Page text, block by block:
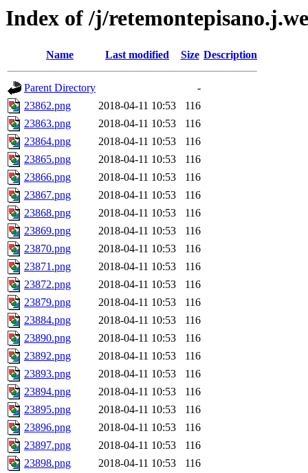
Index of /j/
Name Last modified Size Description
Parent Directory
-
23862.png
2018-04-11 10:53
116
23863.png
2018-04-11 10:53
116
23864.png
2018-04-11 10:53
116
23865.png
2018-04-11 10:53
116
23866.png
2018-04-11 10:53
116
23867.png
2018-04-11 10:53
116
23868.png
2018-04-11 10:53
116
23869.png
2018-04-11 10:53
116
23870.png
2018-04-11 10:53
116
23871.png
2018-04-11 10:53
116
23872.png
2018-04-11 10:53
116
23879.png
2018-04-11 10:53
116
23884.png
2018-04-11 10:53
116
23890.png
2018-04-11 10:53
116
23892.png
2018-04-11 10:53
116
23893.png
2018-04-11 10:53
116
23894.png
2018-04-11 10:53
116
23895.png
2018-04-11 10:53
116
23896.png
2018-04-11 10:53
116
23897.png
2018-04-11 10:53
116
23898.png
2018-04-11 10:53
116